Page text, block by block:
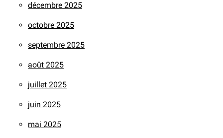
décembre 2025
octobre 2025
septembre 2025
août 2025
juillet 2025
juin 2025
mai 2025